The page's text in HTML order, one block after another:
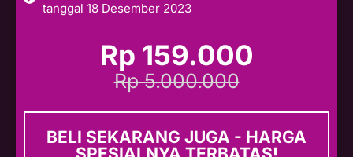
tanggal 18 Desember 2023
Rp 159.000
Rp 5.000.000
BELI SEKARANG JUGA - HARGA